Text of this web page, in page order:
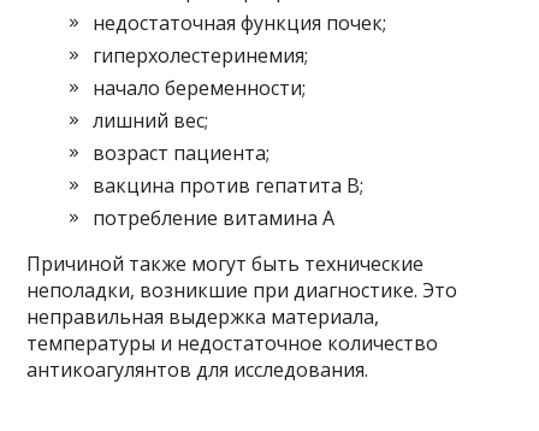
недостаточная функция почек;
гиперхолестеринемия;
начало беременности;
лишний вес;
возраст пациента;
вакцина против гепатита В;
потребление витамина А
Причиной также могут быть технические
неполадки, возникшие при диагностике. Это
неправильная выдержка материала,
температуры и недостаточное количество
антикоагулянтов для исследования.